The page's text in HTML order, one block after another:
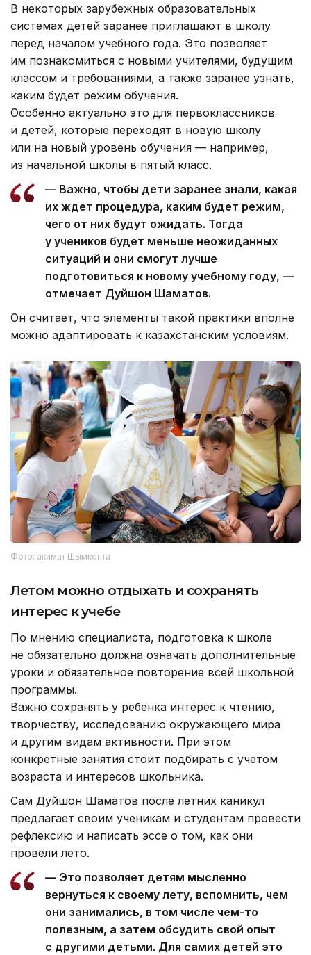
В некоторых зарубежных образовательных
системах детей заранее приглашают в школу
перед началом учебного года. Это позволяет
им познакомиться с новыми учителями, будущим
классом и требованиями, а также заранее узнать,
каким будет режим обучения.
Особенно актуально это для первоклассников
и детей, которые переходят в новую школу
или на новый уровень обучения — например,
из начальной школы в пятый класс.
— Важно, чтобы дети заранее знали, какая
их ждет процедура, каким будет режим,
чего от них будут ожидать. Тогда
у учеников будет меньше неожиданных
ситуаций и они смогут лучше
подготовиться к новому учебному году, —
отмечает Дуйшон Шаматов.
Он считает, что элементы такой практики вполне
можно адаптировать к казахстанским условиям.
Фото: акимат Шымкента
Летом можно отдыхать и сохранять
интерес к учебе
По мнению специалиста, подготовка к школе
не обязательно должна означать дополнительные
уроки и обязательное повторение всей школьной
программы.
Важно сохранять у ребенка интерес к чтению,
творчеству, исследованию окружающего мира
и другим видам активности. При этом
конкретные занятия стоит подбирать с учетом
возраста и интересов школьника.
Сам Дуйшон Шаматов после летних каникул
предлагает своим ученикам и студентам провести
рефлексию и написать эссе о том, как они
провели лето.
— Это позволяет детям мысленно
вернуться к своему лету, вспомнить, чем
они занимались, в том числе чем-то
полезным, а затем обсудить свой опыт
с другими детьми. Для самих детей это